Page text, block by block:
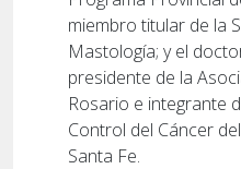
miembro titular de la
Mastología; y el
presidente de la
Rosario e integrante
Control del Cáncer
Santa Fe.